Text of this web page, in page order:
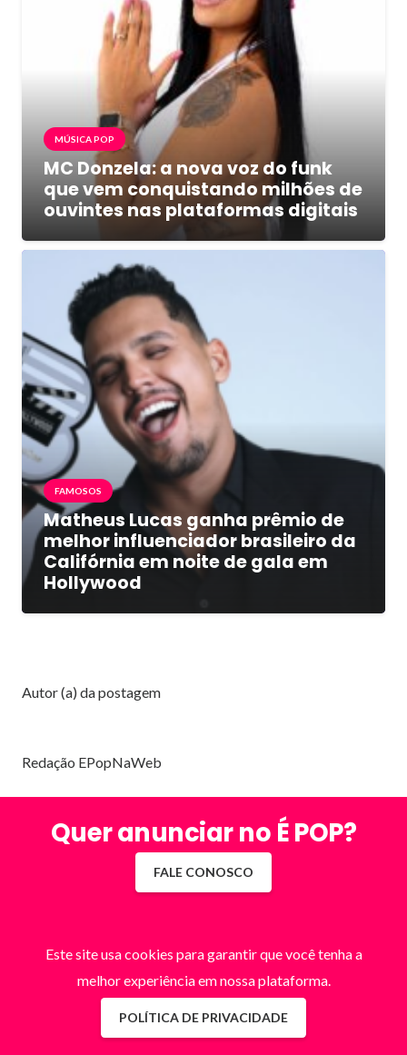
MÚSICA POP
MC Donzela: a nova voz do funk
que vem conquistando milhões de
ouvintes nas plataformas digitais
FAMOSOS
Matheus Lucas ganha prêmio de
melhor influenciador brasileiro da
Califórnia em noite de gala em
Hollywood
Autor (a) da postagem
Redação EPopNaWeb
Quer anunciar no É POP?
FALE CONOSCO
Este site usa cookies para garantir que você tenha a
melhor experiência em nossa plataforma.
POLÍTICA DE PRIVACIDADE